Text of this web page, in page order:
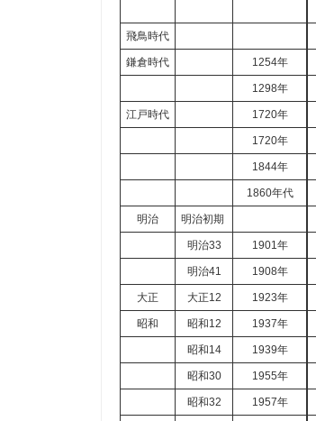
飛鳥時代
鎌倉時代 1254年
1298年
江戸時代 1720年
1720年
1844年
1860年代
明治 明治初期
明治33 1901年
明治41 1908年
大正 大正12 1923年
昭和 昭和12 1937年
昭和14 1939年
昭和30 1955年
昭和32 1957年